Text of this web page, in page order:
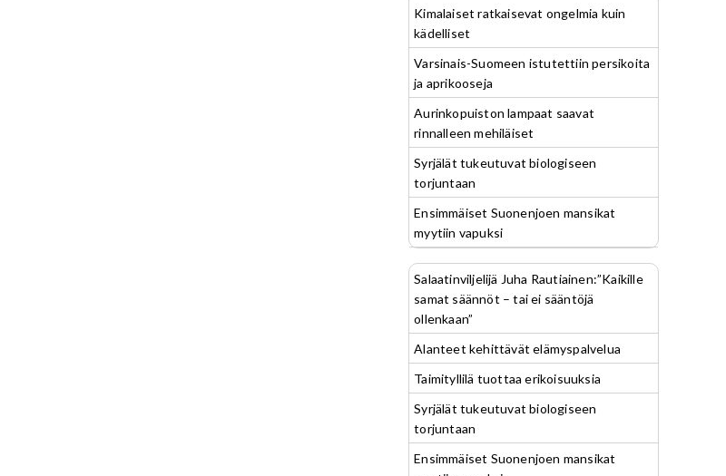
Kimalaiset ratkaisevat ongelmia kuin
kädelliset
Varsinais-Suomeen istutettiin persikoita
ja aprikooseja
Aurinkopuiston lampaat saavat
rinnalleen mehiläiset
Syrjälät tukeutuvat biologiseen
torjuntaan
Ensimmäiset Suonenjoen mansikat
myytiin vapuksi
Salaatinviljelijä Juha Rautiainen:”Kaikille
samat säännöt – tai ei sääntöjä
ollenkaan”
Alanteet kehittävät elämyspalvelua
Taimityllilä tuottaa erikoisuuksia
Syrjälät tukeutuvat biologiseen
torjuntaan
Ensimmäiset Suonenjoen mansikat